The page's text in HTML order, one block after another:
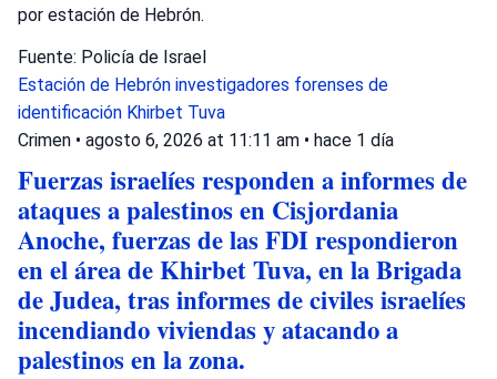
por estación de Hebrón.
Fuente: Policía de Israel
Estación de Hebrón investigadores forenses de
identificación Khirbet Tuva
Crimen • agosto 6, 2026 at 11:11 am • hace 1 día
Fuerzas israelíes responden a informes de
ataques a palestinos en Cisjordania
Anoche, fuerzas de las FDI respondieron
en el área de Khirbet Tuva, en la Brigada
de Judea, tras informes de civiles israelíes
incendiando viviendas y atacando a
palestinos en la zona.